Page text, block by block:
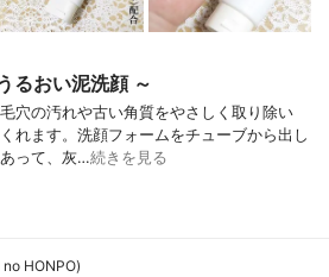
るおい泥洗顔 ～
穴の汚れや古い角質をやさしく取り除い
れます。洗顔フォームをチューブから出し
って、灰…続きを見る
HONPO)